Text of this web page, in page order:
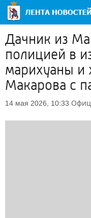
Дачник из
полицией в
марихуаны и
Макарова с
14 мая 2026, 10:33